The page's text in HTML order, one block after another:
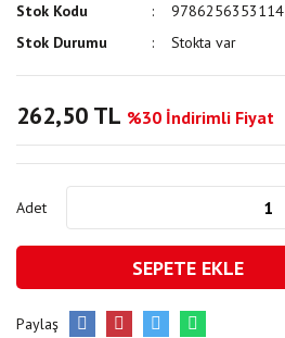
Stok Kodu
9786256353114
Stok Durumu
Stokta var
262,50 TL %30 İndirimli Fiyat
Adet
SEPETE EKLE
Paylaş